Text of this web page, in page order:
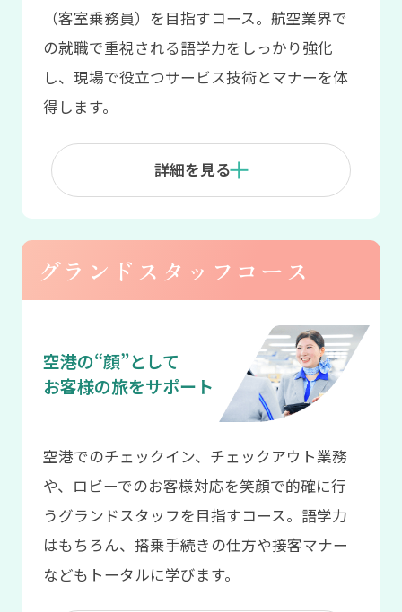
（客室乗務員）を目指すコース。航空業界で
の就職で重視される語学力をしっかり強化
し、現場で役立つサービス技術とマナーを体
得します。
詳細を見る
グランドスタッフコース
空港の“顔”として
お客様の旅をサポート
空港でのチェックイン、チェックアウト業務
や、ロビーでのお客様対応を笑顔で的確に行
うグランドスタッフを目指すコース。語学力
はもちろん、搭乗手続きの仕方や接客マナー
などもトータルに学びます。